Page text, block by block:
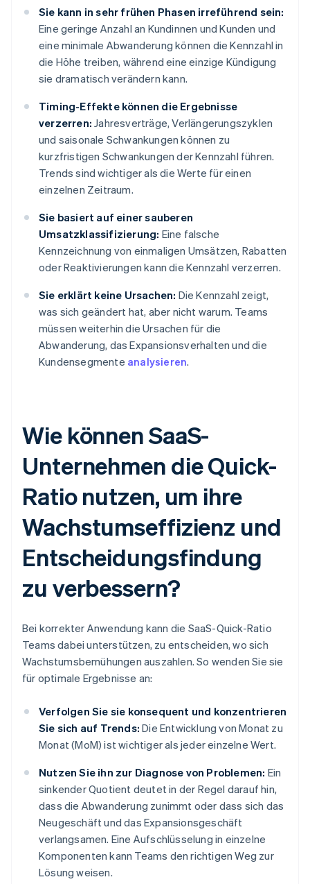
Sie kann in sehr frühen Phasen irreführend sein:
Eine geringe Anzahl an Kundinnen und Kunden und
eine minimale Abwanderung können die Kennzahl in
die Höhe treiben, während eine einzige Kündigung
sie dramatisch verändern kann.
Timing-Effekte können die Ergebnisse
verzerren: Jahresverträge, Verlängerungszyklen
und saisonale Schwankungen können zu
kurzfristigen Schwankungen der Kennzahl führen.
Trends sind wichtiger als die Werte für einen
einzelnen Zeitraum.
Sie basiert auf einer sauberen
Umsatzklassifizierung: Eine falsche
Kennzeichnung von einmaligen Umsätzen, Rabatten
oder Reaktivierungen kann die Kennzahl verzerren.
Sie erklärt keine Ursachen: Die Kennzahl zeigt,
was sich geändert hat, aber nicht warum. Teams
müssen weiterhin die Ursachen für die
Abwanderung, das Expansionsverhalten und die
Kundensegmente analysieren.
Wie können SaaS-
Unternehmen die Quick-
Ratio nutzen, um ihre
Wachstumseffizienz und
Entscheidungsfindung
zu verbessern?
Bei korrekter Anwendung kann die SaaS-Quick-Ratio
Teams dabei unterstützen, zu entscheiden, wo sich
Wachstumsbemühungen auszahlen. So wenden Sie sie
für optimale Ergebnisse an:
Verfolgen Sie sie konsequent und konzentrieren
Sie sich auf Trends: Die Entwicklung von Monat zu
Monat (MoM) ist wichtiger als jeder einzelne Wert.
Nutzen Sie ihn zur Diagnose von Problemen: Ein
sinkender Quotient deutet in der Regel darauf hin,
dass die Abwanderung zunimmt oder dass sich das
Neugeschäft und das Expansionsgeschäft
verlangsamen. Eine Aufschlüsselung in einzelne
Komponenten kann Teams den richtigen Weg zur
Lösung weisen.